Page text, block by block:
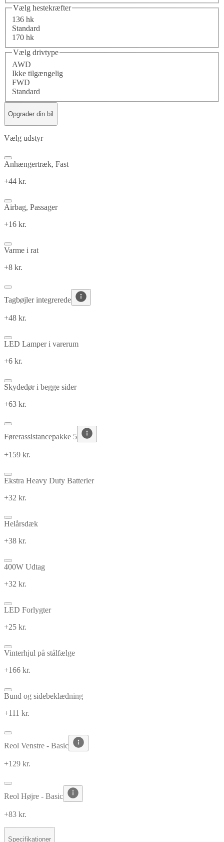
Vælg hestekræfter
136 hk
Standard
170 hk
Vælg drivtype
AWD
Ikke tilgængelig
FWD
Standard
Opgrader din bil
Vælg udstyr
Anhængertræk, Fast
+44 kr.
Airbag, Passager
+16 kr.
Varme i rat
+8 kr.
Tagbøjler integrerede
+48 kr.
LED Lamper i varerum
+6 kr.
Skydedør i begge sider
+63 kr.
Førerassistancepakke 5
+159 kr.
Ekstra Heavy Duty Batterier
+32 kr.
Helårsdæk
+38 kr.
400W Udtag
+32 kr.
LED Forlygter
+25 kr.
Vinterhjul på stålfælge
+166 kr.
Bund og sidebeklædning
+111 kr.
Reol Venstre - Basic
+129 kr.
Reol Højre - Basic
+83 kr.
Specifikationer